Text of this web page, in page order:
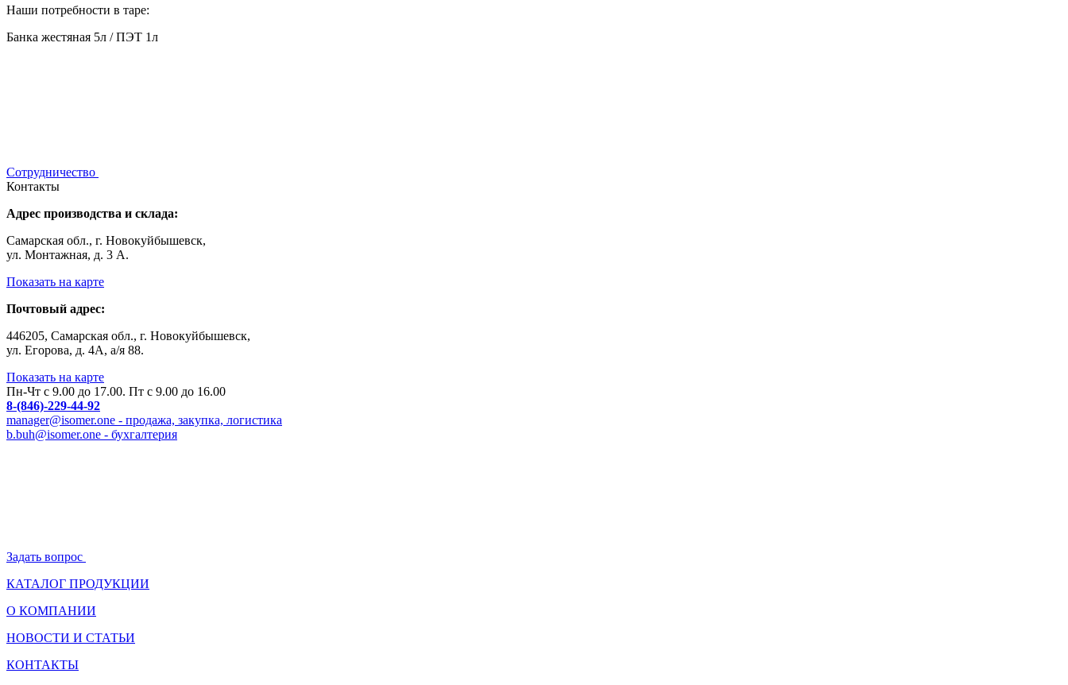
Наши потребности в таре:
Банка жестяная 5л / ПЭТ 1л
Сотрудничество
Контакты
Адрес производства и склада:
Самарская обл., г. Новокуйбышевск,
ул. Монтажная, д. 3 А.
Показать на карте
Почтовый адрес:
446205, Самарская обл., г. Новокуйбышевск,
ул. Егорова, д. 4А, а/я 88.
Показать на карте
Пн-Чт с 9.00 до 17.00. Пт с 9.00 до 16.00
8-(846)-229-44-92
manager@isomer.one - продажа, закупка, логистика
b.buh@isomer.one - бухгалтерия
Задать вопрос
КАТАЛОГ ПРОДУКЦИИ
О КОМПАНИИ
НОВОСТИ И СТАТЬИ
КОНТАКТЫ